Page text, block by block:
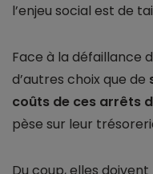
l’enjeu social est de
Face à la défaillance
d’autres choix que de
coûts de ces arrêts
pèse sur leur